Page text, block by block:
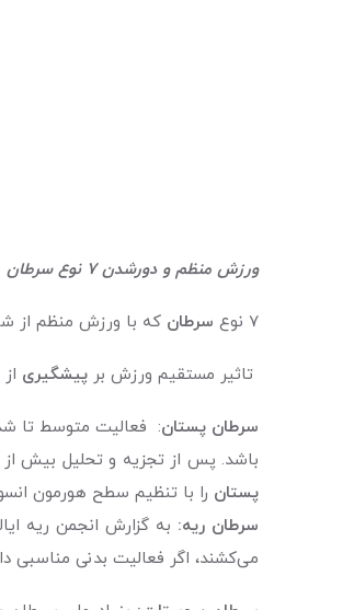
ورزش منظم و دورشدن 7 نوع سرطان
7 نوع سرطان که با ورزش منظم از
تاثیر مستقیم ورزش بر پیشگیری
سرطان پستان: فعالیت متوسط تا شدید بدنی،
باشد. پس از تجزیه و تحلیل بیش از 50 نوع مطالعه، محققان کاهش 20 درصدی ابتلا به
پستان را با تنظیم سطح هورمون
سرطان ریه:
می‌‌کشند، اگر فعالیت بدنی مناسبی